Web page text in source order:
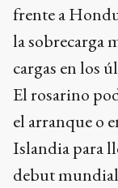
frente a
la sobrecarga
cargas en los
El rosarino
el arranque o
Islandia para
debut